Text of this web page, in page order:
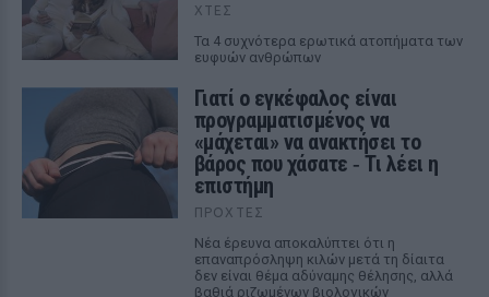
ΧΤΕΣ
Τα 4 συχνότερα ερωτικά ατοπήματα των
ευφυών ανθρώπων
Γιατί ο εγκέφαλος είναι
προγραμματισμένος να
«μάχεται» να ανακτήσει το
βάρος που χάσατε ‑ Τι λέει η
επιστήμη
ΠΡΟΧΤΈΣ
Νέα έρευνα αποκαλύπτει ότι η
επαναπρόσληψη κιλών μετά τη δίαιτα
δεν είναι θέμα αδύναμης θέλησης, αλλά
βαθιά ριζωμένων βιολογικών